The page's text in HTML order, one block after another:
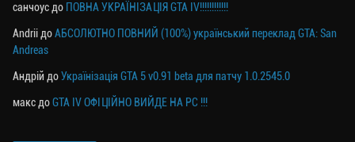
санчоусдо ПОВНА УКРАЇНІЗАЦІЯ GTA IV!!!!!!!!!!!!
AndriiдоАБСОЛЮТНО ПОВНИЙ (100%) український переклад GTA: San
Andreas
Андрій доУкраїнізація GTA 5 v0.91 beta для патчу 1.0.2545.0
максдоGTA IV ОФІЦІЙНО ВИЙДЕ НА PC !!!